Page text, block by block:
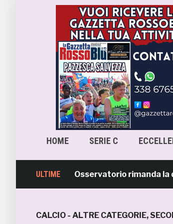
HOME SERIE C
ULTIME
Samb, l’Osservatorio rimanda la
CALCIO - ALTRE CATEGORIE,